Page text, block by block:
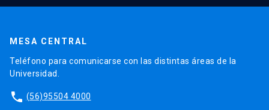
MESA CENTRAL
Teléfono para comunicarse con las distintas áreas de la
Universidad.
phone (56)95504 4000